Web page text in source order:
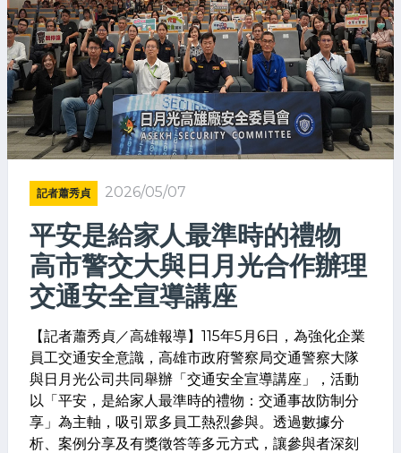
記者蕭秀貞 2026/05/07
平安是給家人最準時的禮物
高市警交大與日月光合作辦理
交通安全宣導講座
【記者蕭秀貞／高雄報導】115年5月6日，為強化企業
員工交通安全意識，高雄市政府警察局交通警察大隊
與日月光公司共同舉辦「交通安全宣導講座」，活動
以「平安，是給家人最準時的禮物：交通事故防制分
享」為主軸，吸引眾多員工熱烈參與。透過數據分
析、案例分享及有獎徵答等多元方式，讓參與者深刻